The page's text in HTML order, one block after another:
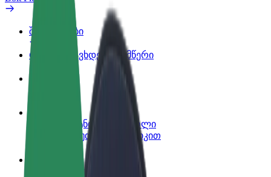
შეღავათები
როგორ გავხდე გამომწერი
გახდი პარტნიორი მძღოლი
იმუშავე საკუთარი გრაფიკით
გახდი კურიერი